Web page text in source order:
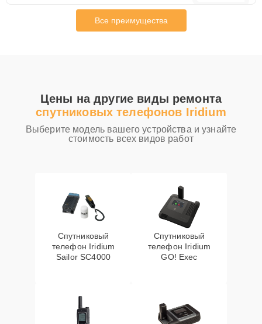
Все преимущества
Цены на другие виды ремонта
спутниковых телефонов Iridium
Выберите модель вашего устройства и узнайте
стоимость всех видов работ
Спутниковый
телефон Iridium
Sailor SC4000
Спутниковый
телефон Iridium
GO! Exec